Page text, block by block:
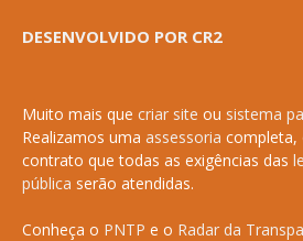
DESENVOLVIDO POR CR2
Muito mais que criar site ou sistema
Realizamos uma assessoria completa,
contrato que todas as exigências das
pública serão atendidas.
Conheça o PNTP e o Radar da